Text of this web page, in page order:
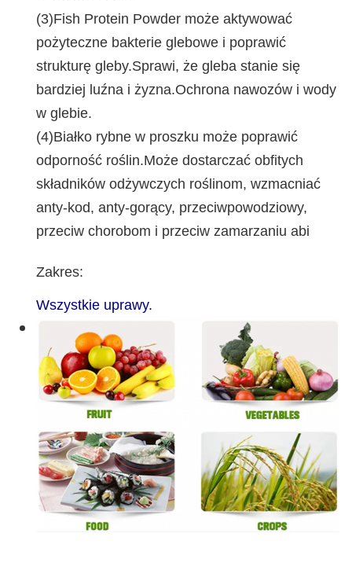
(3)Fish Protein Powder może aktywować
pożyteczne bakterie glebowe i poprawić
strukturę gleby.Sprawi, że gleba stanie się
bardziej luźna i żyzna.Ochrona nawozów i wody
w glebie.
(4)Białko rybne w proszku może poprawić
odporność roślin.Może dostarczać obfitych
składników odżywczych roślinom, wzmacniać
anty-kod, anty-gorący, przeciwpowodziowy,
przeciw chorobom i przeciw zamarzaniu abi
Zakres:
Wszystkie uprawy.